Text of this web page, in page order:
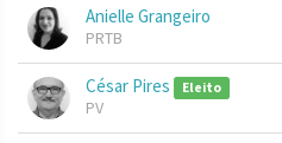
Anielle Grangeiro
PRTB
César Pires Eleito
PV